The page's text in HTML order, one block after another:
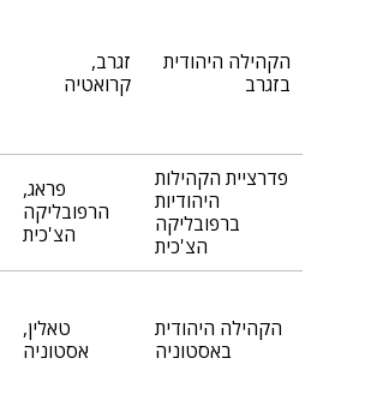
הקהילה היהודית
בזגרב
זגרב,
קרואטיה
פדרציית הקהילות
היהודיות
ברפובליקה
הצ'כית
פראג,
הרפובליקה
הצ'כית
הקהילה היהודית
באסטוניה
טאלין,
אסטוניה